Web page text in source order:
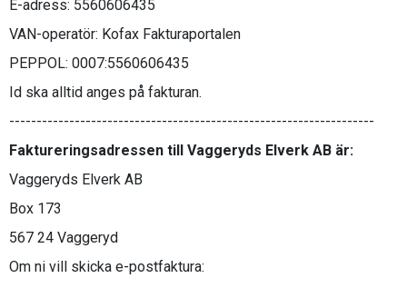
E-adress: 5560606435
VAN-operatör: Kofax Fakturaportalen
PEPPOL: 0007:5560606435
Id ska alltid anges på fakturan.
-------------------------------------------------------------------
Faktureringsadressen till Vaggeryds Elverk AB är:
Vaggeryds Elverk AB
Box 173
567 24 Vaggeryd
Om ni vill skicka e-postfaktura: